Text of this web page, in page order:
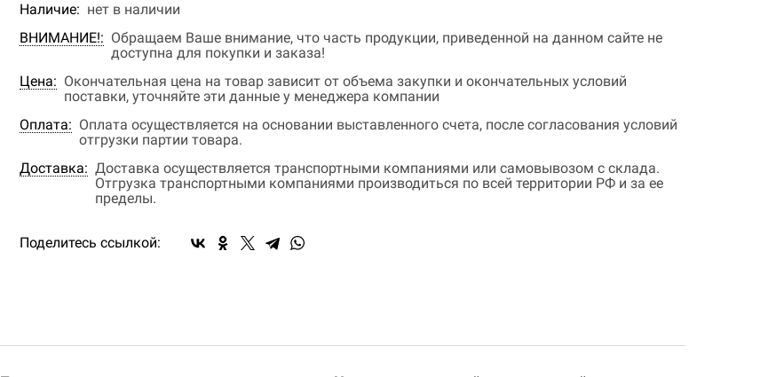
Наличие: нет в наличии
ВНИМАНИЕ!: Обращаем Ваше внимание, что часть продукции, приведенной на данном сайте не
доступна для покупки и заказа!
Цена: Окончательная цена на товар зависит от объема закупки и окончательных условий
поставки, уточняйте эти данные у менеджера компании
Оплата: Оплата осуществляется на основании выставленного счета, после согласования условий
отгрузки партии товара.
Доставка: Доставка осуществляется транспортными компаниями или самовывозом с склада.
Отгрузка транспортными компаниями производиться по всей территории РФ и за ее
пределы.
Поделитесь ссылкой: